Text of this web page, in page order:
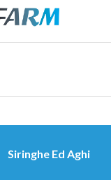
Siringhe Ed Aghi